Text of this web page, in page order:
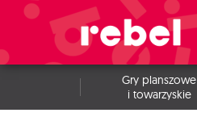
Gry planszowe
i towarzyskie